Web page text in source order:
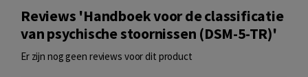
Reviews 'Handboek voor de classificatie
van psychische stoornissen (DSM-5-TR)'
Er zijn nog geen reviews voor dit product